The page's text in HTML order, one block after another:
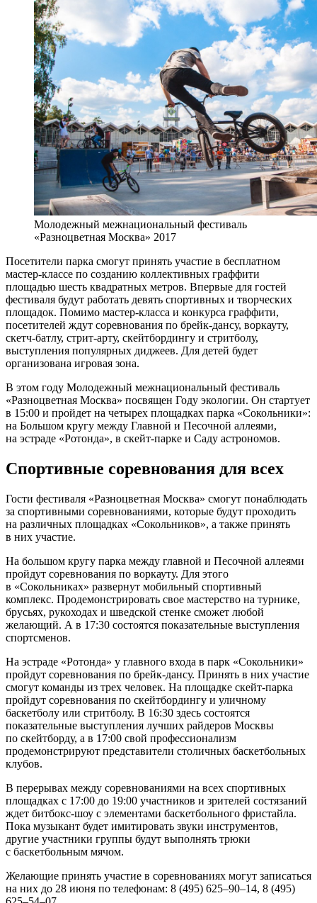
Молодежный межнациональный фестиваль
«Разноцветная Москва» 2017
Посетители парка смогут принять участие в бесплатном
мастер-классе по созданию коллективных граффити
площадью шесть квадратных метров. Впервые для гостей
фестиваля будут работать девять спортивных и творческих
площадок. Помимо мастер-класса и конкурса граффити,
посетителей ждут соревнования по брейк-дансу, воркауту,
скетч-батлу, стрит-арту, скейтбордингу и стритболу,
выступления популярных диджеев. Для детей будет
организована игровая зона.
В этом году Молодежный межнациональный фестиваль
«Разноцветная Москва» посвящен Году экологии. Он стартует
в 15:00 и пройдет на четырех площадках парка «Сокольники»:
на Большом кругу между Главной и Песочной аллеями,
на эстраде «Ротонда», в скейт-парке и Саду астрономов.
Спортивные соревнования для всех
Гости фестиваля «Разноцветная Москва» смогут понаблюдать
за спортивными соревнованиями, которые будут проходить
на различных площадках «Сокольников», а также принять
в них участие.
На большом кругу парка между главной и Песочной аллеями
пройдут соревнования по воркауту. Для этого
в «Сокольниках» развернут мобильный спортивный
комплекс. Продемонстрировать свое мастерство на турнике,
брусьях, рукоходах и шведской стенке сможет любой
желающий. А в 17:30 состоятся показательные выступления
спортсменов.
На эстраде «Ротонда» у главного входа в парк «Сокольники»
пройдут соревнования по брейк-дансу. Принять в них участие
смогут команды из трех человек. На площадке скейт-парка
пройдут соревнования по скейтбордингу и уличному
баскетболу или стритболу. В 16:30 здесь состоятся
показательные выступления лучших райдеров Москвы
по скейтборду, а в 17:00 свой профессионализм
продемонстрируют представители столичных баскетбольных
клубов.
В перерывах между соревнованиями на всех спортивных
площадках с 17:00 до 19:00 участников и зрителей состязаний
ждет битбокс-шоу с элементами баскетбольного фристайла.
Пока музыкант будет имитировать звуки инструментов,
другие участники группы будут выполнять трюки
с баскетбольным мячом.
Желающие принять участие в соревнованиях могут записаться
на них до 28 июня по телефонам: 8 (495) 625–90–14, 8 (495)